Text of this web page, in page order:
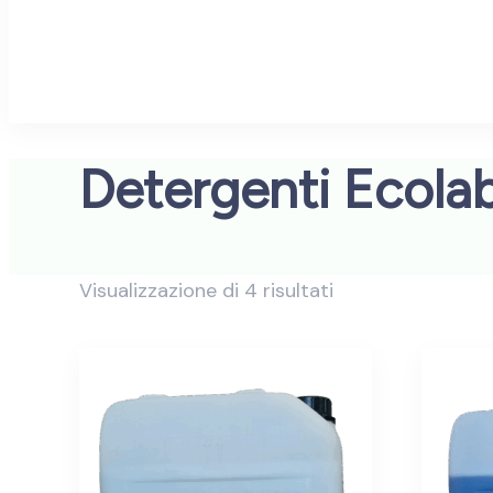
Detergenti
Visualizzazione di 4 risultati